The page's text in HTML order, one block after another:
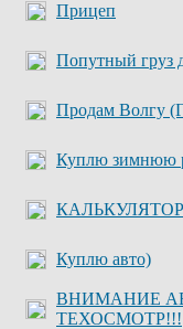
Прицеп
Попутный груз
Продам Волгу
Куплю зимнюю
Куплю авто)
ВНИМАНИЕ
ТЕХОСМОТР!!!